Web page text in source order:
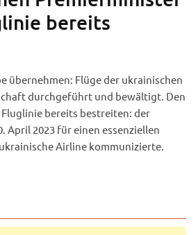
bereits
übernehmen: Flüge der ukrainischen
durchgeführt und bewältigt. Den
bereits bestreiten: der
April 2023 für einen essenziellen
Airline kommunizierte.